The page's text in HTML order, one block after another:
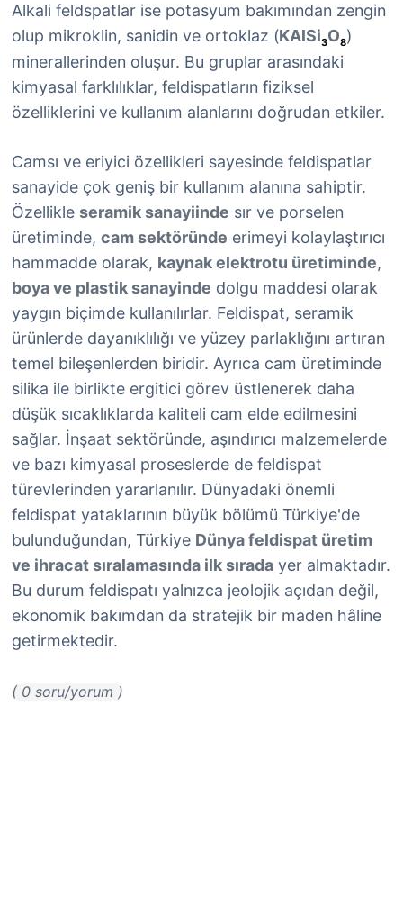
Alkali feldspatlar ise potasyum bakımından zengin
olup mikroklin, sanidin ve ortoklaz (KAlSi3O8)
minerallerinden oluşur. Bu gruplar arasındaki
kimyasal farklılıklar, feldispatların fiziksel
özelliklerini ve kullanım alanlarını doğrudan etkiler.
Camsı ve eriyici özellikleri sayesinde feldispatlar
sanayide çok geniş bir kullanım alanına sahiptir.
Özellikle seramik sanayiinde sır ve porselen
üretiminde, cam sektöründe erimeyi kolaylaştırıcı
hammadde olarak, kaynak elektrotu üretiminde,
boya ve plastik sanayinde dolgu maddesi olarak
yaygın biçimde kullanılırlar. Feldispat, seramik
ürünlerde dayanıklılığı ve yüzey parlaklığını artıran
temel bileşenlerden biridir. Ayrıca cam üretiminde
silika ile birlikte ergitici görev üstlenerek daha
düşük sıcaklıklarda kaliteli cam elde edilmesini
sağlar. İnşaat sektöründe, aşındırıcı malzemelerde
ve bazı kimyasal proseslerde de feldispat
türevlerinden yararlanılır. Dünyadaki önemli
feldispat yataklarının büyük bölümü Türkiye'de
bulunduğundan, Türkiye Dünya feldispat üretim
ve ihracat sıralamasında ilk sırada yer almaktadır.
Bu durum feldispatı yalnızca jeolojik açıdan değil,
ekonomik bakımdan da stratejik bir maden hâline
getirmektedir.
( 0 soru/yorum )